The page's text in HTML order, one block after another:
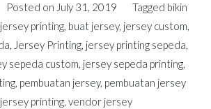
Posted on July 31, 2019 Tagged bikin
printing, buat jersey, jersey custom,
, Jersey Printing, jersey printing sepeda,
sepeda custom, jersey sepeda printing,
, pembuatan jersey, pembuatan jersey
printing, vendor jersey